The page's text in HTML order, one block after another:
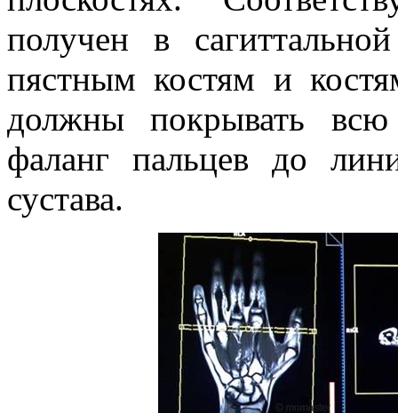
получен в
пястным костям и
должны покрывать
фаланг пальцев до
сустава.